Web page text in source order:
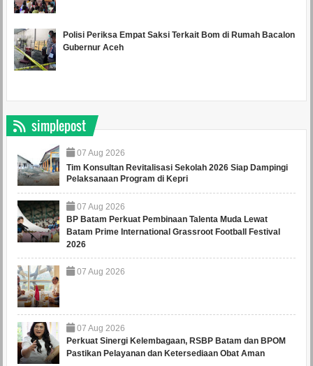
Polisi Periksa Empat Saksi Terkait Bom di Rumah Bacalon
Gubernur Aceh
simplepost
07 Aug 2026
Tim Konsultan Revitalisasi Sekolah 2026 Siap Dampingi
Pelaksanaan Program di Kepri
07 Aug 2026
BP Batam Perkuat Pembinaan Talenta Muda Lewat
Batam Prime International Grassroot Football Festival
2026
07 Aug 2026
07 Aug 2026
Perkuat Sinergi Kelembagaan, RSBP Batam dan BPOM
Pastikan Pelayanan dan Ketersediaan Obat Aman